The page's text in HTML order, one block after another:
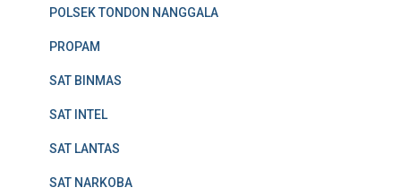
POLSEK TONDON NANGGALA
PROPAM
SAT BINMAS
SAT INTEL
SAT LANTAS
SAT NARKOBA